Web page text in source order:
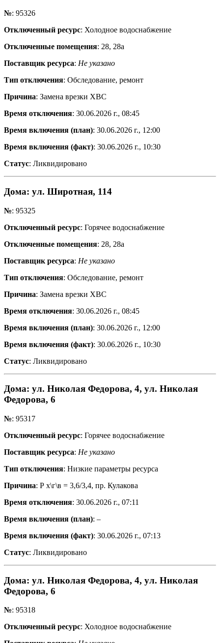
№: 95326
Отключенный ресурс: Холодное водоснабжение
Отключенные помещения: 28, 28а
Поставщик ресурса: Не указано
Тип отключения: Обследование, ремонт
Причина: Замена врезки ХВС
Время отключения: 30.06.2026 г., 08:45
Время включения (план): 30.06.2026 г., 12:00
Время включения (факт): 30.06.2026 г., 10:30
Статус: Ликвидировано
Дома: ул. Широтная, 114
№: 95325
Отключенный ресурс: Горячее водоснабжение
Отключенные помещения: 28, 28а
Поставщик ресурса: Не указано
Тип отключения: Обследование, ремонт
Причина: Замена врезки ХВС
Время отключения: 30.06.2026 г., 08:45
Время включения (план): 30.06.2026 г., 12:00
Время включения (факт): 30.06.2026 г., 10:30
Статус: Ликвидировано
Дома: ул. Николая Федорова, 4, ул. Николая
Федорова, 6
№: 95317
Отключенный ресурс: Горячее водоснабжение
Поставщик ресурса: Не указано
Тип отключения: Низкие параметры ресурса
Причина: Р х\г\в = 3,6/3,4, пр. Кулакова
Время отключения: 30.06.2026 г., 07:11
Время включения (план): –
Время включения (факт): 30.06.2026 г., 07:13
Статус: Ликвидировано
Дома: ул. Николая Федорова, 4, ул. Николая
Федорова, 6
№: 95318
Отключенный ресурс: Холодное водоснабжение